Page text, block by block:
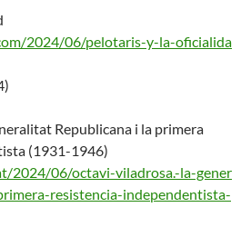
2024/06/pelotaris-y-la-oficialida
Republicana i la primera
(1931-1946)
2024/06/octavi-viladrosa.-la-gener
a-resistencia-independentista-